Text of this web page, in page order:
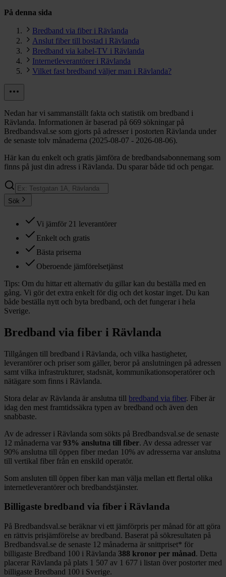
På denna sida
Bredband via fiber i Rävlanda
Anslut fiber till bostad i Rävlanda
Bredband via kabel-TV i Rävlanda
Internetleverantörer i Rävlanda
Vilket fast bredband väljer man i Rävlanda?
Nedan har vi sammanställt fakta och statistik om bredband i
Rävlanda. Informationen är baserad på 669 sökningar på
Bredbandsval.se som gjorts på adresser i postorten Rävlanda under
de senaste tolv månaderna (2025-08-07 - 2026-08-06).
Här kan du enkelt och gratis jämföra de bredbandsabonnemang som
finns på just din adress i Rävlanda. Du sparar både tid och pengar.
Sök
Vi jämför 21 leverantörer
Enkelt och gratis
Bästa priserna
Oberoende jämförelsetjänst
Tips: Om du hittar ett alternativ du gillar kan du beställa med en
gång. Vi gör det extra enkelt för dig och det kostar inget. Du kan
både beställa nytt och byta bredband, och det fungerar i hela
Sverige.
Bredband via fiber i Rävlanda
Tillgången till bredband i Rävlanda, och vilka hastigheter,
leverantörer och priser som gäller, beror på anslutningen på adressen
samt vilka infrastrukturer, stadsnät, kommunikationsoperatörer och
nätägare som finns i Rävlanda.
Stora delar av Rävlanda är anslutna till bredband via fiber. Fiber är
idag den mest framtidssäkra typen av bredband och även den
snabbaste.
Av de adresser i Rävlanda som sökts på Bredbandsval.se de senaste
12 månaderna var 93% anslutna till fiber. Av dessa adresser var
90% anslutna till öppen fiber medan 10% av adresserna var anslutna
till vertikal fiber från en enskild operatör.
Som ansluten till öppen fiber kan man välja mellan ett flertal olika
internetleverantörer och bredbandstjänster.
Billigaste bredband via fiber i Rävlanda
På Bredbandsval.se beräknar vi ett jämförpris per månad för att göra
en rättvis prisjämförelse av bredband. Baserat på sökresultaten på
Bredbandsval.se de senaste 12 månaderna är snittpriset* för
billigaste Bredband 100 i Rävlanda 388 kronor per månad. Detta
placerar Rävlanda på plats 1 507 av 1 677 i listan över postorter med
billigaste Bredband 100 i Sverige.